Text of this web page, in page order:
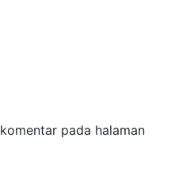
pada halaman